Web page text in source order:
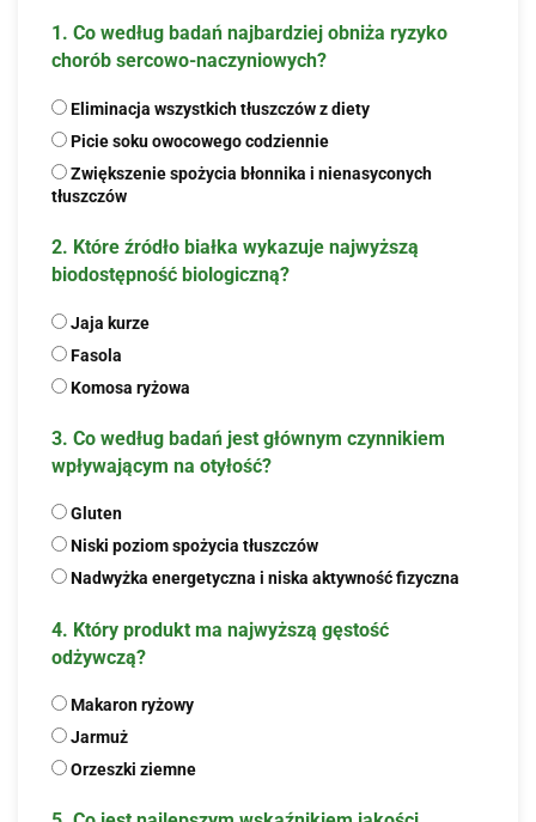
1. Co według badań najbardziej obniża ryzyko
chorób sercowo-naczyniowych?
Eliminacja wszystkich tłuszczów z diety
Picie soku owocowego codziennie
Zwiększenie spożycia błonnika i nienasyconych
tłuszczów
2. Które źródło białka wykazuje najwyższą
biodostępność biologiczną?
Jaja kurze
Fasola
Komosa ryżowa
3. Co według badań jest głównym czynnikiem
wpływającym na otyłość?
Gluten
Niski poziom spożycia tłuszczów
Nadwyżka energetyczna i niska aktywność fizyczna
4. Który produkt ma najwyższą gęstość
odżywczą?
Makaron ryżowy
Jarmuż
Orzeszki ziemne